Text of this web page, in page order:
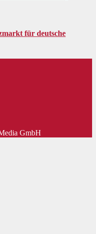
für deutsche
GmbH